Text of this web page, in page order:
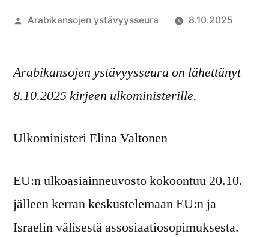
Artikkelin
Arabikansojen ystävyysseura 8.10.2025
Arabikansojen ystävyysseura on lähettänyt
8.10.2025 kirjeen ulkoministerille.
Ulkoministeri Elina Valtonen
EU:n ulkoasiainneuvosto kokoontuu 20.10.
jälleen kerran keskustelemaan EU:n ja
Israelin välisestä assosiaatiosopimuksesta.